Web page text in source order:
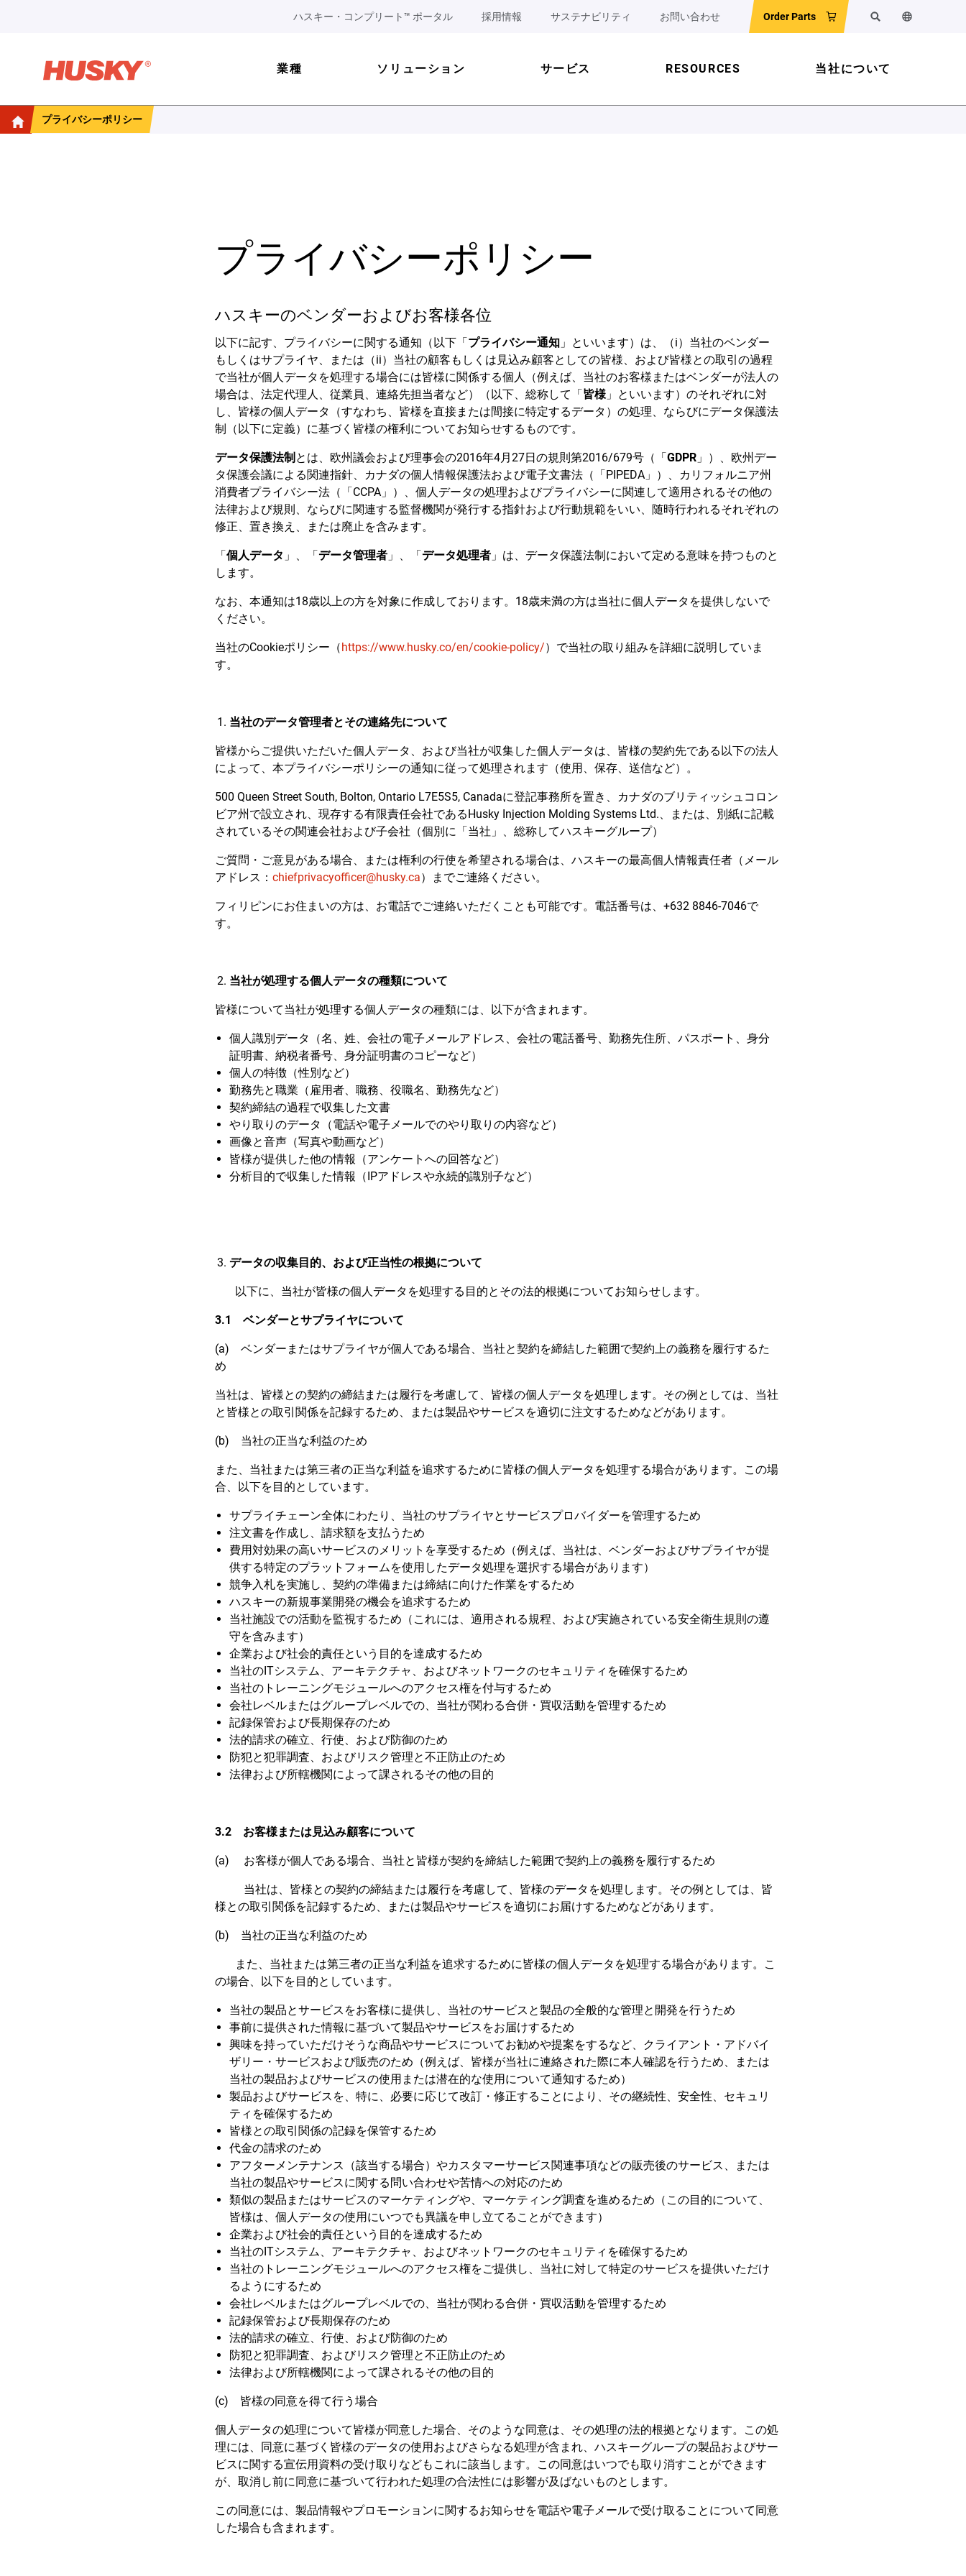
ハスキー・コンプリート™ ポータル 採用情報 サステナビリティ お問い合わせ Order Parts 検索 ウェブサイ
業種 ソリューション サービス RESOURCES 当社について
プライバシーポリシー
プライバシーポリシー
ハスキーのベンダーおよびお客様各位
以下に記す、プライバシーに関する通知（以下「プライバシー通知」といいます）は、（i）当社のベンダー
もしくはサプライヤ、または（ii）当社の顧客もしくは見込み顧客としての皆様、および皆様との取引の過程
で当社が個人データを処理する場合には皆様に関係する個人（例えば、当社のお客様またはベンダーが法人の
場合は、法定代理人、従業員、連絡先担当者など）（以下、総称して「皆様」といいます）のそれぞれに対
し、皆様の個人データ（すなわち、皆様を直接または間接に特定するデータ）の処理、ならびにデータ保護法
制（以下に定義）に基づく皆様の権利についてお知らせするものです。
データ保護法制 とは、欧州議会および理事会の2016年4月27日の規則第2016/679号（「GDPR」）、欧州デー
タ保護会議による関連指針、カナダの個人情報保護法および電子文書法（「PIPEDA」）、カリフォルニア州
消費者プライバシー法（「CCPA」）、個人データの処理およびプライバシーに関連して適用されるその他の
法律および規則、ならびに関連する監督機関が発行する指針および行動規範をいい、随時行われるそれぞれの
修正、置き換え、または廃止を含みます。
「個人データ 」、「データ管理者」、「データ処理者」は、データ保護法制において定める意味を持つものと
します。
なお、本通知は18歳以上の方を対象に作成しております。18歳未満の方は当社に個人データを提供しないで
ください。
当社のCookieポリシー（https://www.husky.co/en/cookie-policy/）で当社の取り組みを詳細に説明していま
す。
当社のデータ管理者とその連絡先について
皆様からご提供いただいた個人データ、および当社が収集した個人データは、皆様の契約先である以下の法人
によって、本プライバシーポリシーの通知に従って処理されます（使用、保存、送信など）。
500 Queen Street South, Bolton, Ontario L7E5S5, Canadaに登記事務所を置き、カナダのブリティッシュコロン
ビア州で設立され、現存する有限責任会社であるHusky Injection Molding Systems Ltd.、または、別紙に記載
されているその関連会社および子会社（個別に「当社」、総称してハスキーグループ）
ご質問・ご意見がある場合、または権利の行使を希望される場合は、ハスキーの最高個人情報責任者（メール
アドレス： chiefprivacyofficer@husky.ca）までご連絡ください。
フィリピンにお住まいの方は、お電話でご連絡いただくことも可能です。電話番号は、+632 8846-7046で
す。
当社が処理する個人データの種類について
皆様について当社が処理する個人データの種類には、以下が含まれます。
個人識別データ（名、姓、会社の電子メールアドレス、会社の電話番号、勤務先住所、パスポート、身分
証明書、納税者番号、身分証明書のコピーなど）
個人の特徴（性別など）
勤務先と職業（雇用者、職務、役職名、勤務先など）
契約締結の過程で収集した文書
やり取りのデータ（電話や電子メールでのやり取りの内容など）
画像と音声（写真や動画など）
皆様が提供した他の情報（アンケートへの回答など）
分析目的で収集した情報（IPアドレスや永続的識別子など）
データの収集目的、および正当性の根拠について
以下に、当社が皆様の個人データを処理する目的とその法的根拠についてお知らせします。
3.1 ベンダーとサプライヤについて
(a) ベンダーまたはサプライヤが個人である場合、当社と契約を締結した範囲で契約上の義務を履行するた
め
当社は、皆様との契約の締結または履行を考慮して、皆様の個人データを処理します。その例としては、当社
と皆様との取引関係を記録するため、または製品やサービスを適切に注文するためなどがあります。
(b) 当社の正当な利益のため
また、当社または第三者の正当な利益を追求するために皆様の個人データを処理する場合があります。この場
合、以下を目的としています。
サプライチェーン全体にわたり、当社のサプライヤとサービスプロバイダーを管理するため
注文書を作成し、請求額を支払うため
費用対効果の高いサービスのメリットを享受するため（例えば、当社は、ベンダーおよびサプライヤが提
供する特定のプラットフォームを使用したデータ処理を選択する場合があります）
競争入札を実施し、契約の準備または締結に向けた作業をするため
ハスキーの新規事業開発の機会を追求するため
当社施設での活動を監視するため（これには、適用される規程、および実施されている安全衛生規則の遵
守を含みます）
企業および社会的責任という目的を達成するため
当社のITシステム、アーキテクチャ、およびネットワークのセキュリティを確保するため
当社のトレーニングモジュールへのアクセス権を付与するため
会社レベルまたはグループレベルでの、当社が関わる合併・買収活動を管理するため
記録保管および長期保存のため
法的請求の確立、行使、および防御のため
防犯と犯罪調査、およびリスク管理と不正防止のため
法律および所轄機関によって課されるその他の目的
3.2 お客様または見込み顧客について
(a) お客様が個人である場合、当社と皆様が契約を締結した範囲で契約上の義務を履行するため
当社は、皆様との契約の締結または履行を考慮して、皆様のデータを処理します。その例としては、皆
様との取引関係を記録するため、または製品やサービスを適切にお届けするためなどがあります。
(b) 当社の正当な利益のため
また、当社または第三者の正当な利益を追求するために皆様の個人データを処理する場合があります。こ
の場合、以下を目的としています。
当社の製品とサービスをお客様に提供し、当社のサービスと製品の全般的な管理と開発を行うため
事前に提供された情報に基づいて製品やサービスをお届けするため
興味を持っていただけそうな商品やサービスについてお勧めや提案をするなど、クライアント・アドバイ
ザリー・サービスおよび販売のため（例えば、皆様が当社に連絡された際に本人確認を行うため、または
当社の製品およびサービスの使用または潜在的な使用について通知するため）
製品およびサービスを、特に、必要に応じて改訂・修正することにより、その継続性、安全性、セキュリ
ティを確保するため
皆様との取引関係の記録を保管するため
代金の請求のため
アフターメンテナンス（該当する場合）やカスタマーサービス関連事項などの販売後のサービス、または
当社の製品やサービスに関する問い合わせや苦情への対応のため
類似の製品またはサービスのマーケティングや、マーケティング調査を進めるため（この目的について、
皆様は、個人データの使用にいつでも異議を申し立てることができます）
企業および社会的責任という目的を達成するため
当社のITシステム、アーキテクチャ、およびネットワークのセキュリティを確保するため
当社のトレーニングモジュールへのアクセス権をご提供し、当社に対して特定のサービスを提供いただけ
るようにするため
会社レベルまたはグループレベルでの、当社が関わる合併・買収活動を管理するため
記録保管および長期保存のため
法的請求の確立、行使、および防御のため
防犯と犯罪調査、およびリスク管理と不正防止のため
法律および所轄機関によって課されるその他の目的
(c) 皆様の同意を得て行う場合
個人データの処理について皆様が同意した場合、そのような同意は、その処理の法的根拠となります。この処
理には、同意に基づく皆様のデータの使用およびさらなる処理が含まれ、ハスキーグループの製品およびサー
ビスに関する宣伝用資料の受け取りなどもこれに該当します。この同意はいつでも取り消すことができます
が、取消し前に同意に基づいて行われた処理の合法性には影響が及ばないものとします。
この同意には、製品情報やプロモーションに関するお知らせを電話や電子メールで受け取ることについて同意
した場合も含まれます。